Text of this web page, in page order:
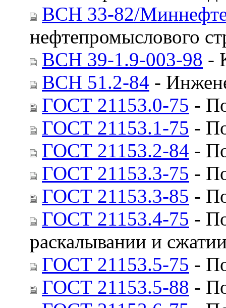
ВСН 33-82/
нефтепромыслового
ВСН 39-1.9-003-98 -
ВСН 51.2-84 -
ГОСТ 21153.0-75 -
ГОСТ 21153.1-75 -
ГОСТ 21153.2-84 -
ГОСТ 21153.3-75 -
ГОСТ 21153.3-85 -
ГОСТ 21153.4-75 -
раскалывании и
ГОСТ 21153.5-75 -
ГОСТ 21153.5-88 -